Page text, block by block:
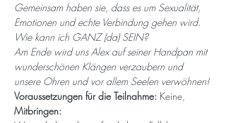
Gemeinsam haben sie, dass es um Sexualität,
Emotionen und echte Verbindung gehen wird.
Wie kann ich GANZ (da) SEIN?
Am Ende wird uns Alex auf seiner Handpan mit
wunderschönen Klängen verzaubern und
unsere Ohren und vor allem Seelen verwöhnen!
Voraussetzungen für die Teilnahme: Keine,
Mitbringen: